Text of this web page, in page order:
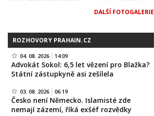
DALŠÍ FOTOGALERIE
ROZHOVORY PRAHAIN.CZ
04. 08. 2026 14:09
Advokát Sokol: 6,5 let vězení pro Blažka?
Státní zástupkyně asi zešílela
03. 08. 2026 06:19
Česko není Německo. Islamisté zde
nemají zázemí, říká exšéf rozvědky